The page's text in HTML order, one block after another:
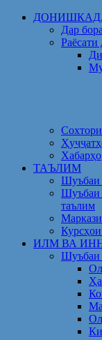
Skip
Дар
Хабарҳо
ТАЪЛИМ
Шуъбаи
Шуъбаи
таълим
ИЛМ ВА
Шуъбаи